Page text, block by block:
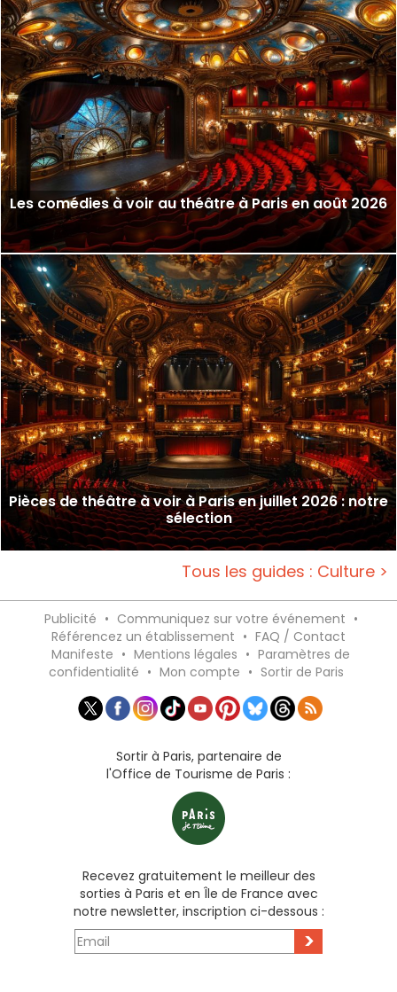
Les comédies à voir au théâtre à Paris en août 2026
Pièces de théâtre à voir à Paris en juillet 2026 : notre
sélection
Tous les guides : Culture >
Publicité • Communiquez sur votre événement •
Référencez un établissement • FAQ / Contact
Manifeste • Mentions légales • Paramètres de
confidentialité • Mon compte • Sortir de Paris
Sortir à Paris, partenaire de
l'Office de Tourisme de Paris :
Recevez gratuitement le meilleur des
sorties à Paris et en Île de France avec
notre newsletter, inscription ci-dessous :
>